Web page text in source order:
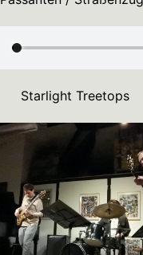
Starlight Treetops